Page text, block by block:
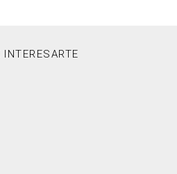
INTERESARTE